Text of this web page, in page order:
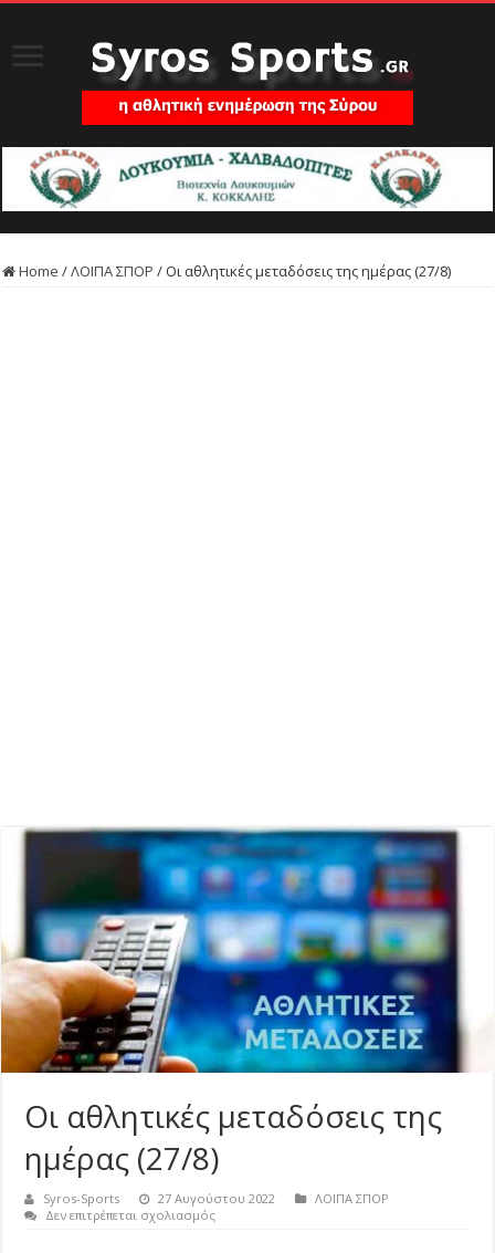
Home /ΛΟΙΠΑ ΣΠΟΡ /Οι αθλητικές μεταδόσεις της ημέρας (27/8)
Οι αθλητικές μεταδόσεις της
ημέρας (27/8)
Syros-Sports 27 Αυγούστου 2022
ΛΟΙΠΑ ΣΠΟΡ
Δεν επιτρέπεται σχολιασμόςστο